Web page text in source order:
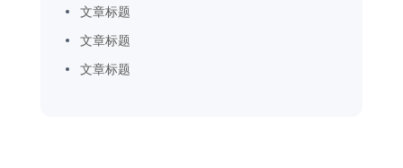
文章标题
文章标题
文章标题